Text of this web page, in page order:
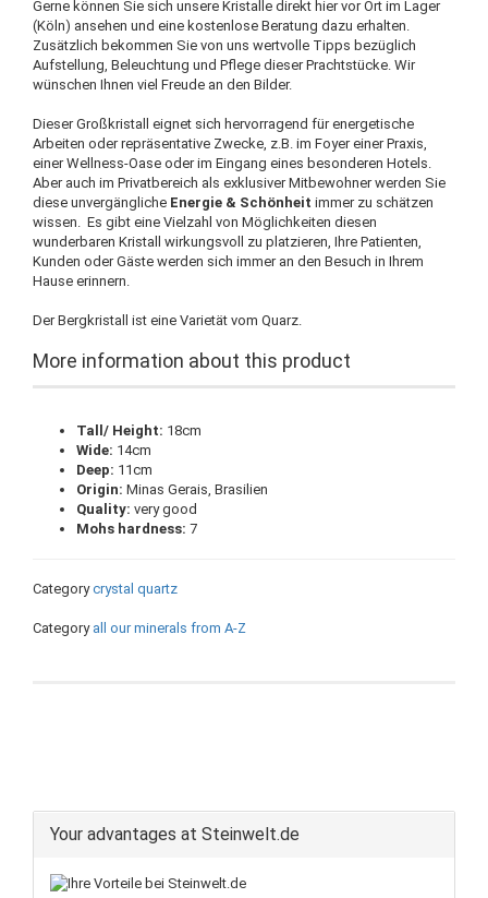
Gerne können Sie sich unsere Kristalle direkt hier vor Ort im Lager
(Köln) ansehen und eine kostenlose Beratung dazu erhalten.
Zusätzlich bekommen Sie von uns wertvolle Tipps bezüglich
Aufstellung, Beleuchtung und Pflege dieser Prachtstücke. Wir
wünschen Ihnen viel Freude an den Bilder.
Dieser Großkristall eignet sich hervorragend für energetische
Arbeiten oder repräsentative Zwecke, z.B. im Foyer einer Praxis,
einer Wellness-Oase oder im Eingang eines besonderen Hotels.
Aber auch im Privatbereich als exklusiver Mitbewohner werden Sie
diese unvergängliche Energie & Schönheit immer zu schätzen
wissen. Es gibt eine Vielzahl von Möglichkeiten diesen
wunderbaren Kristall wirkungsvoll zu platzieren, Ihre Patienten,
Kunden oder Gäste werden sich immer an den Besuch in Ihrem
Hause erinnern.
Der Bergkristall ist eine Varietät vom Quarz.
More information about this product
Tall/ Height: 18cm
Wide: 14cm
Deep: 11cm
Origin: Minas Gerais, Brasilien
Quality: very good
Mohs hardness: 7
Categorycrystal quartz
Category all our minerals from A-Z
Your advantages at Steinwelt.de